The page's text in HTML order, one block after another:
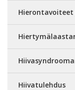
Hiivatulehdus